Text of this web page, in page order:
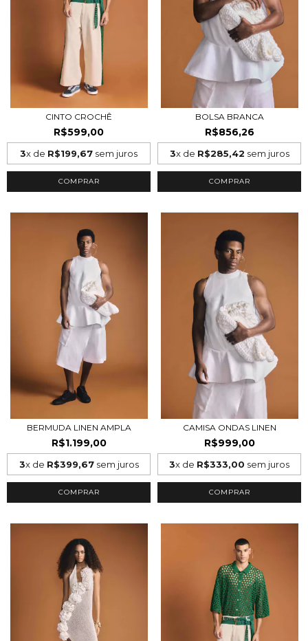
CINTO CROCHÊ
R$599,00
3x de R$199,67 sem juros
BOLSA BRANCA
R$856,26
3x de R$285,42 sem juros
BERMUDA LINEN AMPLA
R$1.199,00
3x de R$399,67sem juros
COMPRAR
CAMISA ONDAS LINEN
R$999,00
3x de R$333,00 sem juros
COMPRAR